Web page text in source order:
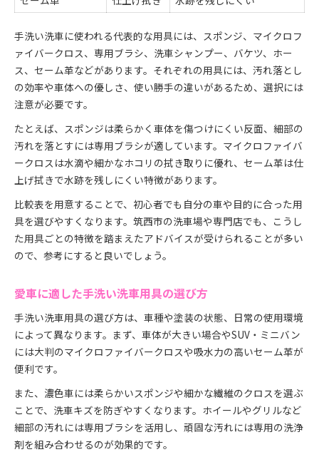
手洗い洗車で光沢を長持ちさせる方法
キズを防ぐための洗車テクニック
手洗い洗車の美観維持に役立つコツ
洗車後のメンテナンスにも注目
茨城県筑西市で手洗い洗車を楽しむコツ
地元で楽しめる手洗い洗車の魅力とは
筑西市で手洗い洗車を満喫する方法
季節ごとの洗車タイミングのポイント
最適な洗車用具で車を守るテクニック
車種別おすすめ手洗い洗車用具一覧
手洗い洗車で車を守るプロの技
筑西市で役立つ洗車アイテムの選び方
愛車の保護に欠かせない洗車グッズ
手洗い洗車に使われる代表的な用具には、スポンジ、マイクロフ
ァイバークロス、専用ブラシ、洗車シャンプー、バケツ、ホー
ス、セーム革などがあります。それぞれの用具には、汚れ落とし
の効率や車体への優しさ、使い勝手の違いがあるため、選択には
注意が必要です。
たとえば、スポンジは柔らかく車体を傷つけにくい反面、細部の
汚れを落とすには専用ブラシが適しています。マイクロファイバ
ークロスは水滴や細かなホコリの拭き取りに優れ、セーム革は仕
上げ拭きで水跡を残しにくい特徴があります。
比較表を用意することで、初心者でも自分の車や目的に合った用
具を選びやすくなります。筑西市の洗車場や専門店でも、こうし
た用具ごとの特徴を踏まえたアドバイスが受けられることが多い
ので、参考にすると良いでしょう。
愛車に適した手洗い洗車用具の選び方
手洗い洗車用具の選び方は、車種や塗装の状態、日常の使用環境
によって異なります。まず、車体が大きい場合やSUV・ミニバン
には大判のマイクロファイバークロスや吸水力の高いセーム革が
便利です。
また、濃色車には柔らかいスポンジや細かな繊維のクロスを選ぶ
ことで、洗車キズを防ぎやすくなります。ホイールやグリルなど
細部の汚れには専用ブラシを活用し、頑固な汚れには専用の洗浄
剤を組み合わせるのが効果的です。